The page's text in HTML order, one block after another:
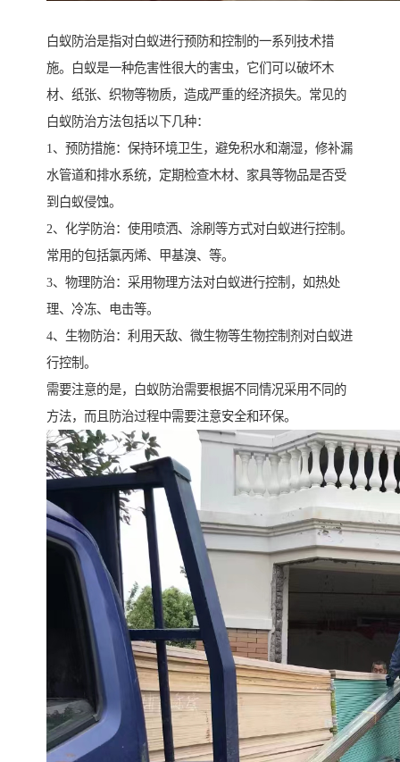
白蚁防治是指对白蚁进行预防和控制的一系列技术措
施。白蚁是一种危害性很大的害虫，它们可以破坏木
材、纸张、织物等物质，造成严重的经济损失。常见的
白蚁防治方法包括以下几种：
1、预防措施：保持环境卫生，避免积水和潮湿，修补漏
水管道和排水系统，定期检查木材、家具等物品是否受
到白蚁侵蚀。
2、化学防治：使用喷洒、涂刷等方式对白蚁进行控制。
常用的包括氯丙烯、甲基溴、等。
3、物理防治：采用物理方法对白蚁进行控制，如热处
理、冷冻、电击等。
4、生物防治：利用天敌、微生物等生物控制剂对白蚁进
行控制。
需要注意的是，白蚁防治需要根据不同情况采用不同的
方法，而且防治过程中需要注意安全和环保。